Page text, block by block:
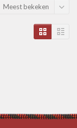
Meest bekeken